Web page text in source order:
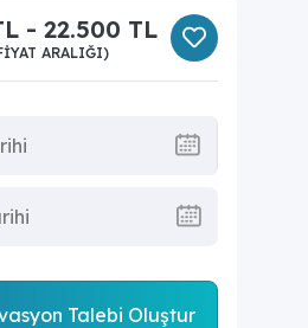
- 22.500 TL
ARALIĞI)
Talebi Oluştur